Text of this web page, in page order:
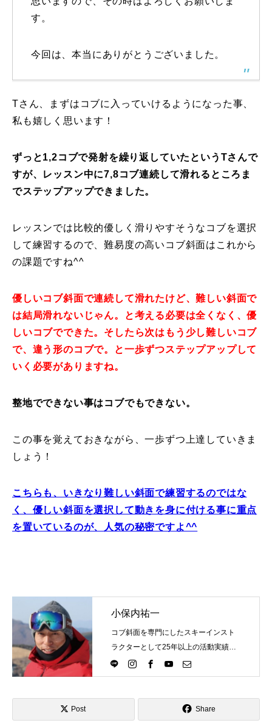
す。
今回は、本当にありがとうございました。
Tさん、まずはコブに入っていけるようになった事、
私も嬉しく思います！
ずっと1,2コブで発射を繰り返していたというTさんで
すが、レッスン中に7,8コブ連続して滑れるところま
でステップアップできました。
レッスンでは比較的優しく滑りやすそうなコブを選択
して練習するので、難易度の高いコブ斜面はこれから
の課題ですね^^
優しいコブ斜面で連続して滑れたけど、難しい斜面で
は結局滑れないじゃん。と考える必要は全くなく、優
しいコブでできた。そしたら次はもう少し難しいコブ
で、違う形のコブで。と一歩ずつステップアップして
いく必要がありますね。
整地でできない事はコブでもできない。
この事を覚えておきながら、一歩ずつ上達していきま
しょう！
こちらも、いきなり難しい斜面で練習するのではな
く、優しい斜面を選択して動きを身に付ける事に重点
を置いているのが、人気の秘密ですよ^^
小保内祐一
コブ斜面を専門にしたスキーインスト
ラクターとして25年以上の活動実績。
Directlineスキースクール代表として、
スキーインストラクターが職業選択の
Post Share